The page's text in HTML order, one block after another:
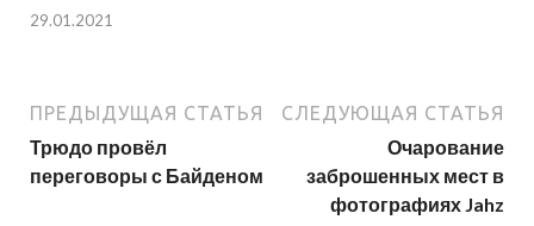
29.01.2021
ПРЕДЫДУЩАЯ СТАТЬЯ
Трюдо провёл
переговоры с Байденом
СЛЕДУЮЩАЯ СТАТЬЯ
Очарование
заброшенных мест в
фотографиях Jahz